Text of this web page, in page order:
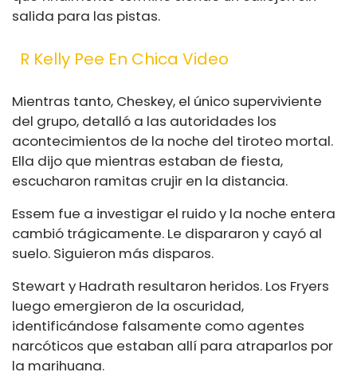
salida para las pistas.
R Kelly Pee En Chica Video
Mientras tanto, Cheskey, el único superviviente
del grupo, detalló a las autoridades los
acontecimientos de la noche del tiroteo mortal.
Ella dijo que mientras estaban de fiesta,
escucharon ramitas crujir en la distancia.
Essem fue a investigar el ruido y la noche entera
cambió trágicamente. Le dispararon y cayó al
suelo. Siguieron más disparos.
Stewart y Hadrath resultaron heridos. Los Fryers
luego emergieron de la oscuridad,
identificándose falsamente como agentes
narcóticos que estaban allí para atraparlos por
la marihuana.